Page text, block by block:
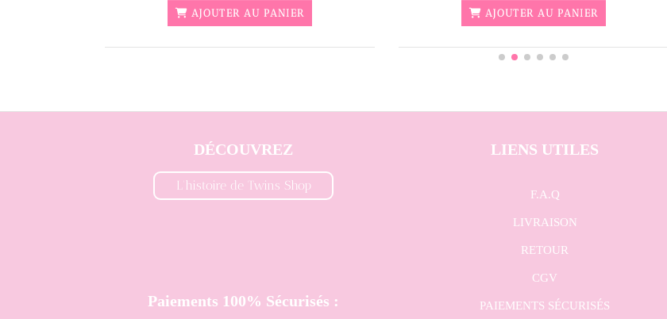
AJOUTER AU PANIER AJOUTER AU PANIER
DÉCOUVREZ
L'histoire de Twins Shop
Paiements 100% Sécurisés :
LIENS UTILES
F.A.Q
LIVRAISON
RETOUR
CGV
PAIEMENTS SÉCURISÉS